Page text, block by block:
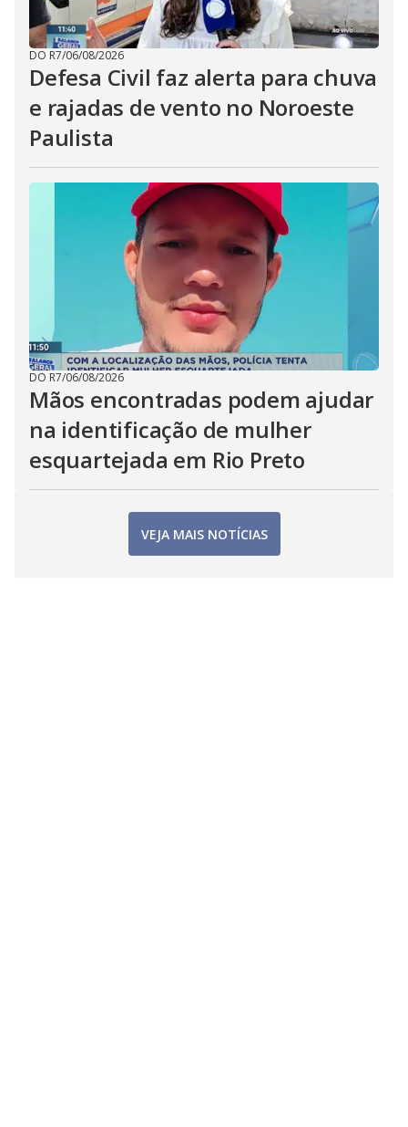
DO R7/06/08/2026
Defesa Civil faz alerta para chuva
e rajadas de vento no Noroeste
Paulista
DO R7/06/08/2026
Mãos encontradas podem ajudar
na identificação de mulher
esquartejada em Rio Preto
VEJA MAIS NOTÍCIAS